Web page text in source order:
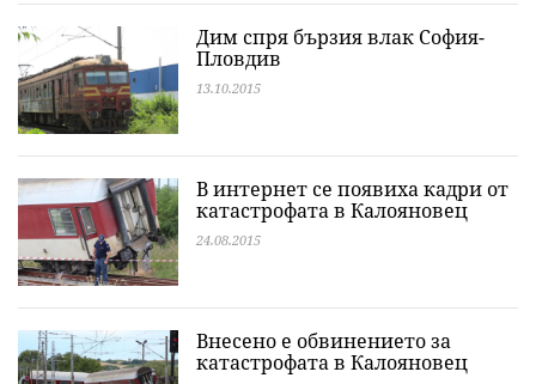
Дим спря бързия влак София-
Пловдив
13.10.2015
В интернет се появиха кадри от
катастрофата в Калояновец
24.08.2015
Внесено е обвинението за
катастрофата в Калояновец